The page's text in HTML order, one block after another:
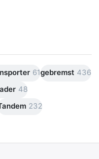
61gebremst 436
48
232